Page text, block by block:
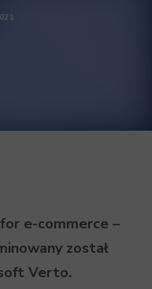
e-commerce –
został
Verto.